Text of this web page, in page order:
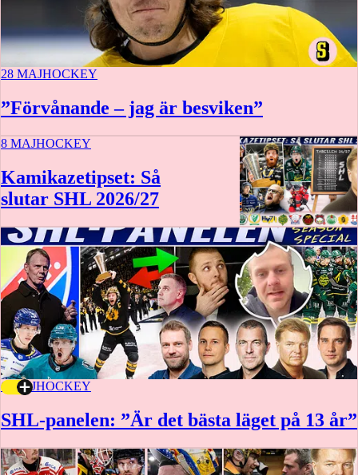
28 MAJHOCKEY
”Förvånande – jag är besviken”
8 MAJHOCKEY
Kamikazetipset: Så
slutar SHL 2026/27
6 MAJHOCKEY
SHL-panelen: ”Är det bästa läget på 13 år”